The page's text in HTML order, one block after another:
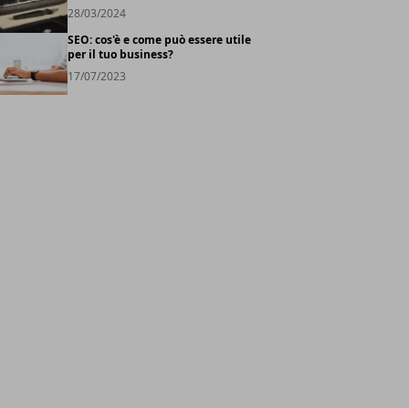
28/03/2024
SEO: cos'è e come può essere utile
per il tuo business?
17/07/2023